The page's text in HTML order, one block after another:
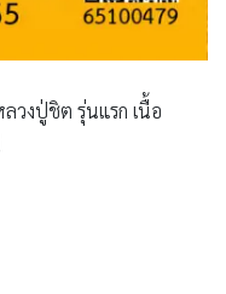
วงปู่ชิต รุ่นแรก เนื้อ